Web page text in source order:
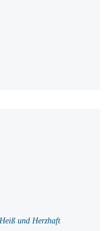
Heiß und Herzhaft